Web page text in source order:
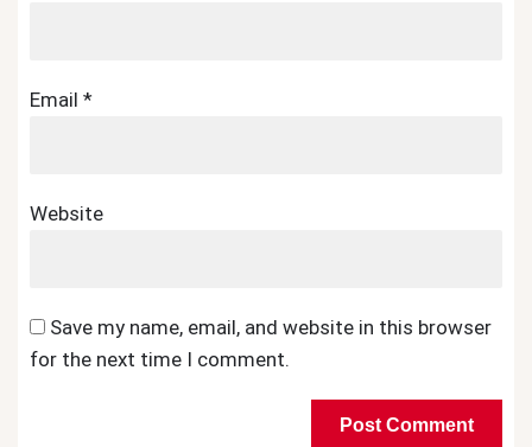
Email *
Website
Save my name, email, and website in this browser
for the next time I comment.